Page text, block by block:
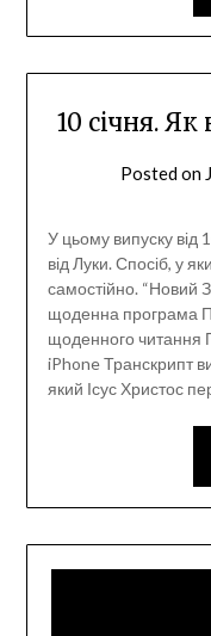
10 січня.
Posted on
У цьому випуску від
від Луки. Спосіб, у
самостійно. “Новий
щоденна програма
щоденного читання
iPhone Транскрипт
який Ісус Христос